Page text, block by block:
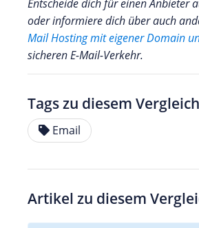
Entscheide dich für einen Anbieter
oder informiere dich über auch
Mail Hosting mit eigener Domain
sicheren E-Mail-Verkehr.
Tags zu diesem Vergleich
Email
Artikel zu diesem